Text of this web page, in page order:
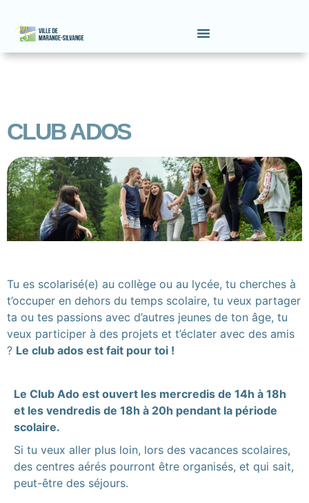
CLUB ADOS
Tu es scolarisé(e) au collège ou au lycée, tu cherches à
t’occuper en dehors du temps scolaire, tu veux partager
ta ou tes passions avec d’autres jeunes de ton âge, tu
veux participer à des projets et t’éclater avec des amis
? ​ Le club ados est fait pour toi !
Le Club Ado est ouvert les mercredis de 14h à 18h
et les vendredis de 18h à 20h pendant la période
scolaire.
Si tu veux aller plus loin, lors des vacances scolaires,
des centres aérés pourront être organisés, et qui sait,
peut-être des séjours.